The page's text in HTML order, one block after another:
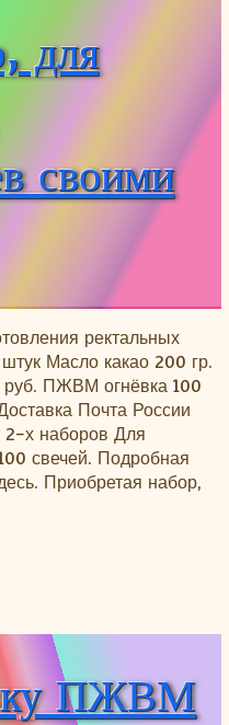
для
своими
ректальных
Масло какао 200 гр.
ПЖВМ огнёвка 100
Почта России
2-х наборов Для
свечей. Подробная
Приобретая набор,
ПЖВМ